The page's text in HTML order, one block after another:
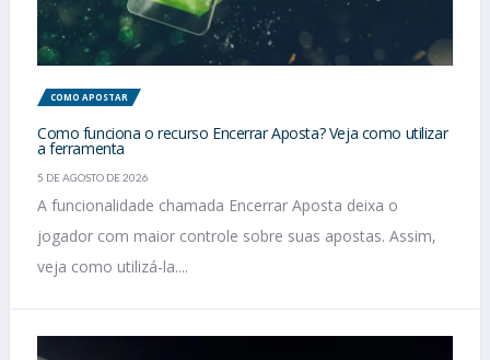
COMO APOSTAR
Como funciona o recurso Encerrar Aposta? Veja como utilizar
a ferramenta
5 DE AGOSTO DE 2026
A funcionalidade chamada Encerrar Aposta deixa o
jogador com maior controle sobre suas apostas. Assim,
veja como utilizá-la....